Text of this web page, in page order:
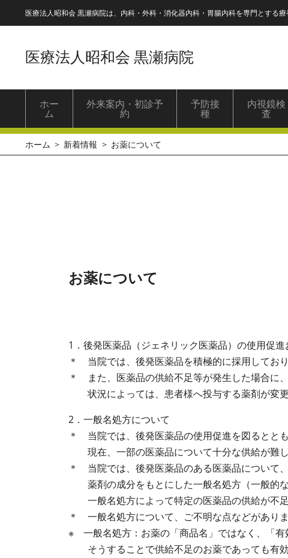
医療法人昭和会 黒瀬病院は、内科・外科・消化器内科・胃腸内科を専門とする
医療法人昭和会 黒瀬病院
ホー
ム
外来案内・初診予
約
予防接
種
内視鏡検
査
ホーム 新着情報 お薬について
お薬について
1．後発医薬品（ジェネリック医薬品）の使用促
＊ 当院では、後発医薬品を積極的に採用しており
＊ また、医薬品の供給不足等が発生した場合に
状況によっては、患者様へ投与する薬剤が変更
2．一般名処方について
＊ 当院では、後発医薬品の使用促進を図るとと
現在、一部の医薬品について十分な供給が難し
＊ 当院では、後発医薬品のある医薬品について
薬剤の成分をもとにした一般名処方（一般的な
一般名処方によって特定の医薬品の供給が不足
＊ 一般名処方について、ご不明な点などがあり
※ 一般名処方：お薬の「商品名」ではなく、「有
そうすることで供給不足のお薬であっても有効